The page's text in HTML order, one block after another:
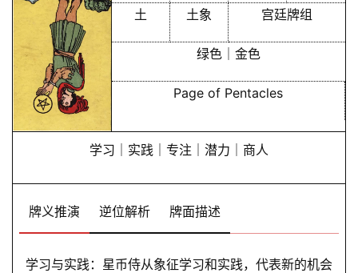
土 土象 宫廷牌组
绿色｜金色
Page of Pentacles
学习｜实践｜专注｜潜力｜商人
牌义推演 逆位解析 牌面描述
学习与实践：星币侍从象征学习和实践，代表新的机会